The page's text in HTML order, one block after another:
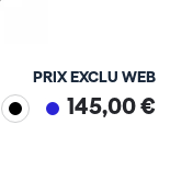
PRIX EXCLU WEB
145,00 €